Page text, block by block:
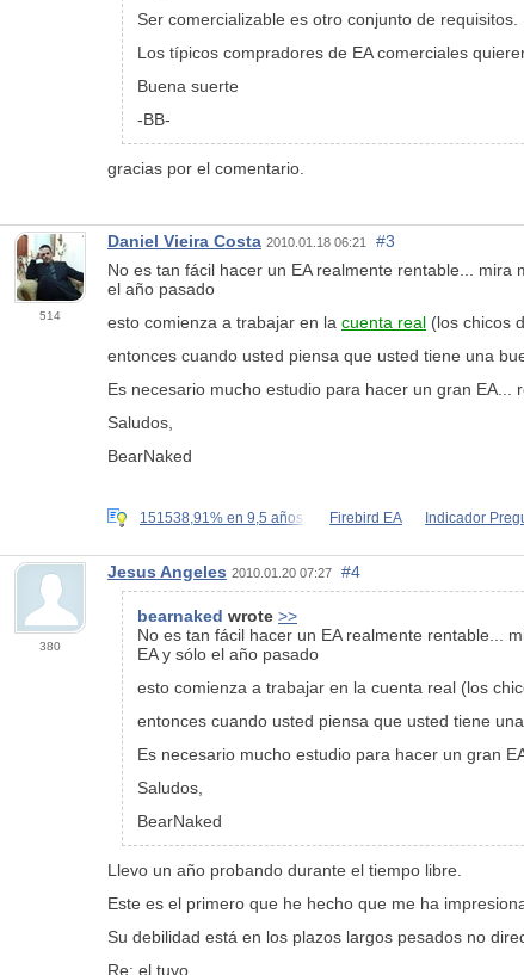
Ser comercializable es otro conjunto de requisitos.
Los típicos compradores de EA comerciales
Buena suerte
-BB-
gracias por el comentario.
514
Daniel Vieira Costa 2010.01.18 06:21
#3
No es tan fácil hacer un EA realmente rentable...
el año pasado
esto comienza a trabajar en la cuenta real (los chicos
entonces cuando usted piensa que usted tiene una
Es necesario mucho estudio para hacer un gran EA...
Saludos,
BearNaked
151538,91% en 9,5 años, Firebird EA Indicador
380
Jesus Angeles 2010.01.20 07:27 #4
bearnaked wrote >>
No es tan fácil hacer un EA realmente rentable...
EA y sólo el año pasado
esto comienza a trabajar en la cuenta real (los
entonces cuando usted piensa que usted tiene
Es necesario mucho estudio para hacer un gran
Saludos,
BearNaked
Llevo un año probando durante el tiempo libre.
Este es el primero que he hecho que me ha
Su debilidad está en los plazos largos pesados no
Re: el tuyo